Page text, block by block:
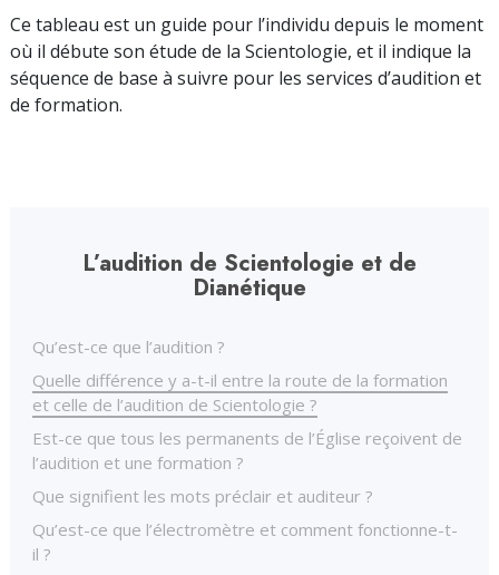
Ce tableau est un guide pour l’individu depuis le moment
où il débute son étude de la Scientologie, et il indique la
séquence de base à suivre pour les services d’audition et
de formation.
L’audition de Scientologie et de
Dianétique
Qu’est-ce que l’audition ?
Quelle différence y a-t-il entre la route de la formation
et celle de l’audition de Scientologie ?
Est-ce que tous les permanents de l’Église reçoivent de
l’audition et une formation ?
Que signifient les mots préclair et auditeur ?
Qu’est-ce que l’électromètre et comment fonctionne-t-
il ?